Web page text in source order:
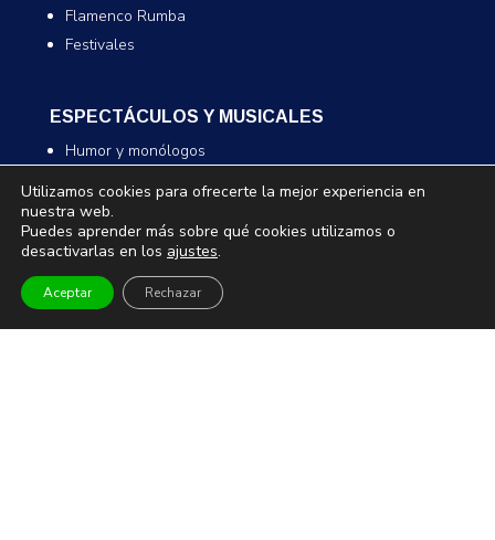
Flamenco Rumba
Festivales
ESPECTÁCULOS Y MUSICALES
Humor y monólogos
Infantil y familiar
Magia
TEATRO Y DANZA
Utilizamos cookies para ofrecerte la mejor experiencia en
nuestra web.
Puedes aprender más sobre qué cookies utilizamos o
desactivarlas en los ajustes.
Aceptar Rechazar